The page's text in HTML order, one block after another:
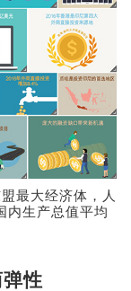
最大经济体，人
内生产总值平均
性